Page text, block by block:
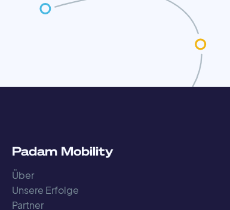
Padam Mobility
Über
Unsere Erfolge
Partner